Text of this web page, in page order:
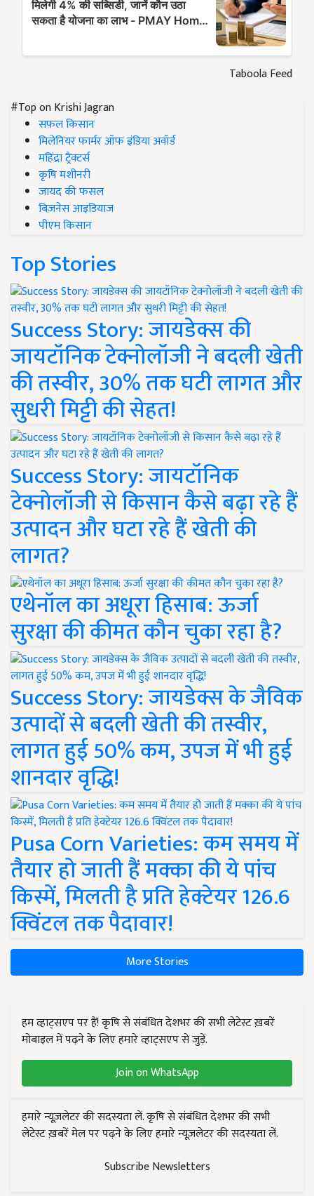
Taboola Feed
#Top on Krishi Jagran
सफल किसान
मिलेनियर फार्मर ऑफ इंडिया अवॉर्ड
महिंद्रा ट्रैक्टर्स
कृषि मशीनरी
जायद की फसल
बिज़नेस आइडियाज
पीएम किसान
Top Stories
Success Story: जायडेक्स की
जायटॉनिक टेक्नोलॉजी ने बदली खेती
की तस्वीर, 30% तक घटी लागत और
सुधरी मिट्टी की सेहत!
Success Story: जायटॉनिक
टेक्नोलॉजी से किसान कैसे बढ़ा रहे हैं
उत्पादन और घटा रहे हैं खेती की
लागत?
एथेनॉल का अधूरा हिसाब: ऊर्जा
सुरक्षा की कीमत कौन चुका रहा है?
Success Story: जायडेक्स के जैविक
उत्पादों से बदली खेती की तस्वीर,
लागत हुई 50% कम, उपज में भी हुई
शानदार वृद्धि!
Pusa Corn Varieties: कम समय में
तैयार हो जाती हैं मक्का की ये पांच
किस्में, मिलती है प्रति हेक्टेयर 126.6
क्विंटल तक पैदावार!
More Stories
हम व्हाट्सएप पर हैं! कृषि से संबंधित देशभर की सभी लेटेस्ट ख़बरें
मोबाइल में पढ़ने के लिए हमारे व्हाट्सएप से जुड़ें.
Join on WhatsApp
हमारे न्यूज़लेटर की सदस्यता लें. कृषि से संबंधित देशभर की सभी
लेटेस्ट ख़बरें मेल पर पढ़ने के लिए हमारे न्यूज़लेटर की सदस्यता लें.
Subscribe Newsletters